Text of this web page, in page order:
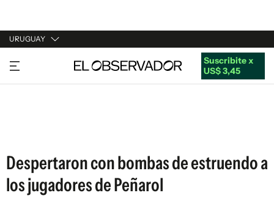
URUGUAY
URUGUAY
ARGENTINA
Suscribite x
US$ 3,45
Despertaron con bombas de estruendo a
los jugadores de Peñarol